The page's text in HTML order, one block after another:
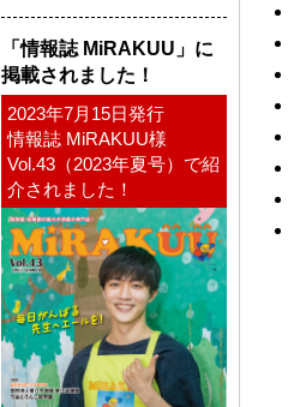
「情報誌 MiRAKUU」に
掲載されました！
2023年7月15日発行
情報誌 MiRAKUU様
Vol.43（2023年夏号）で紹
介されました！